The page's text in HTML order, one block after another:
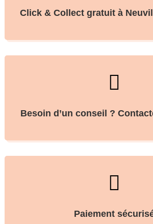
Click & Collect gratuit à

Besoin d’un conseil ?

Paiement